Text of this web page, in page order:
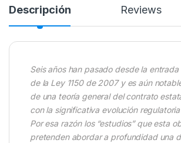
Descripción Reviews
Seis años han pasado desde la
de la Ley 1150 de 2007 y es aún
de una teoría general del contrato
con la significativa evolución
Por esa razón los “estudios” que esta
pretenden abordar a profundidad una